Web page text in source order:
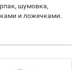
шумовка,
и ложечками.